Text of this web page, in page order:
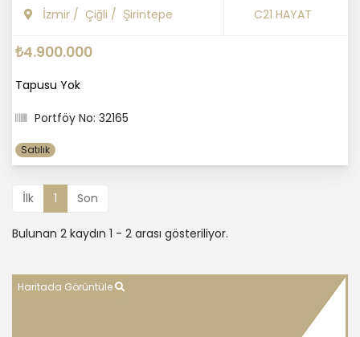
İzmir / Çiğli / Şirintepe
C21 HAYAT
₺4.900.000
Tapusu Yok
Portföy No: 32165
Satılık
İlk 1 Son
Bulunan 2 kaydın 1 - 2 arası gösteriliyor.
Haritada Görüntüle